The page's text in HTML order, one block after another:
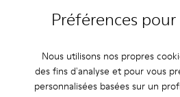
Préférences pour
Nous utilisons nos propres
des fins d'analyse et pour vous
personnalisées basées sur un
by Camperlab pour Homme
Web de Camper ?